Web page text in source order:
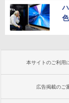
本サイトのご利用
広告掲載のご